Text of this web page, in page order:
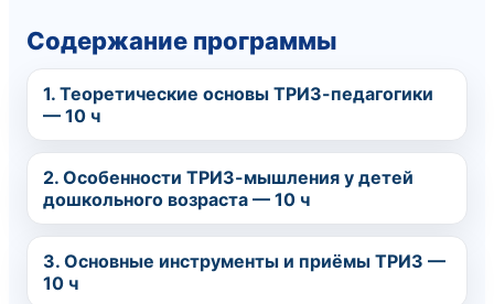
Содержание программы
1. Теоретические основы ТРИЗ-педагогики
— 10 ч
2. Особенности ТРИЗ-мышления у детей
дошкольного возраста — 10 ч
3. Основные инструменты и приёмы ТРИЗ —
10 ч